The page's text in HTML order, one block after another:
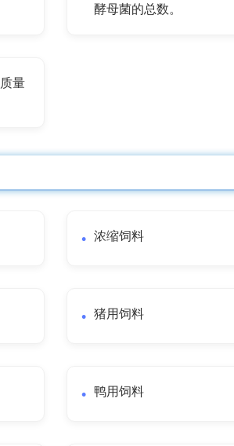
酵母菌的总数。
量
浓缩饲料
猪用饲料
鸭用饲料